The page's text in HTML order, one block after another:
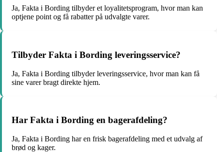
Ja, Fakta i Bording tilbyder et loyalitetsprogram, hvor man kan
optjene point og få rabatter på udvalgte varer.
Tilbyder Fakta i Bording leveringsservice?
Ja, Fakta i Bording tilbyder leveringsservice, hvor man kan få
sine varer bragt direkte hjem.
Har Fakta i Bording en bagerafdeling?
Ja, Fakta i Bording har en frisk bagerafdeling med et udvalg af
brød og kager.